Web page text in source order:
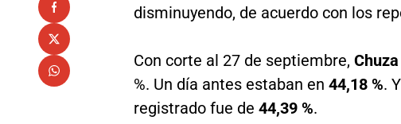
disminuyendo, de acuerdo con los
Con corte al 27 de septiembre,
%. Un día antes estaban en 44,18 %.
registrado fue de 44,39 %.